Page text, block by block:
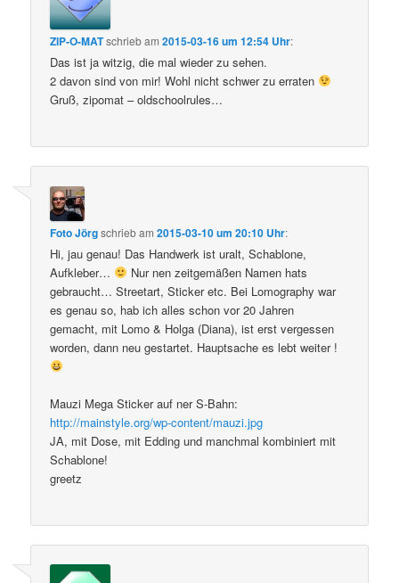
ZIP-O-MATschriebam2015-03-16 um 12:54 Uhr:
Das ist ja witzig, die mal wieder zu sehen.
2 davon sind von mir! Wohl nicht schwer zu erraten
Gruß, zipomat – oldschoolrules…
Foto Jörgschriebam2015-03-10 um 20:10 Uhr:
Hi, jau genau! Das Handwerk ist uralt, Schablone,
Aufkleber…
Nur nen zeitgemäßen Namen hats
gebraucht… Streetart, Sticker etc. Bei Lomography war
es genau so, hab ich alles schon vor 20 Jahren
gemacht, mit Lomo & Holga (Diana), ist erst vergessen
worden, dann neu gestartet. Hauptsache es lebt weiter !
Mauzi Mega Sticker auf ner S-Bahn:
http://mainstyle.org/wp-content/mauzi.jpg
JA, mit Dose, mit Edding und manchmal kombiniert mit
Schablone!
greetz